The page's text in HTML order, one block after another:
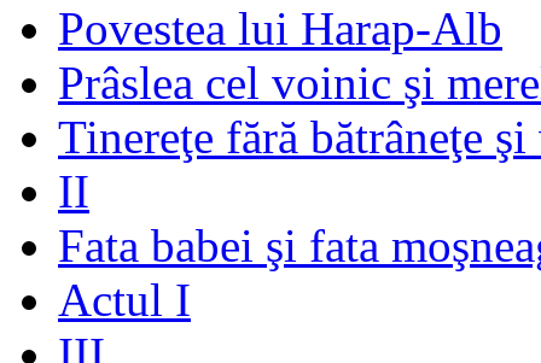
Povestea lui Harap-Alb
Prâslea cel voinic şi
Tinereţe fără bătrâneţe
II
Fata babei şi fata
Actul I